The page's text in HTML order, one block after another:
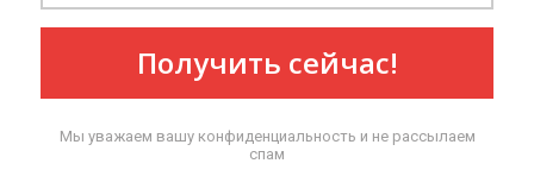
Получить сейчас!
Мы уважаем вашу конфиденциальность и не рассылаем
спам